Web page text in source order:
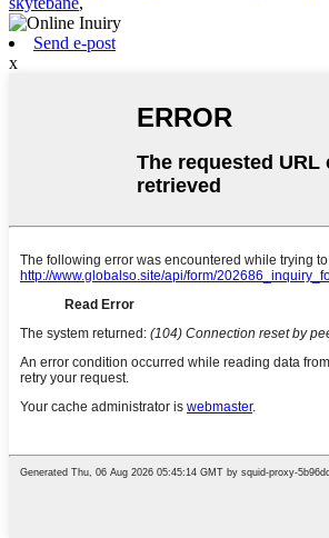
Send e-post
x